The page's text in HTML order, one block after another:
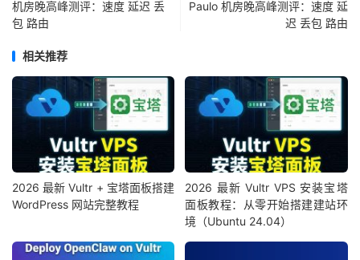
联
5 5 0% 346.84 312.74 336.776
南
移
5 5 0% 342.74 190.14 280.656
吉
林
信
40% 441.04 434.26
机房晚高峰测评：速度 延迟 丢
包 路由
Paulo 机房晚高峰测评：速度 延
迟 丢包 路由
相关推荐
2026 最新 Vultr + 宝塔面板搭建
WordPress 网站完整教程
2026 最新 Vultr VPS 安装宝塔
面板教程：从零开始搭建建站环
境（Ubuntu 24.04）